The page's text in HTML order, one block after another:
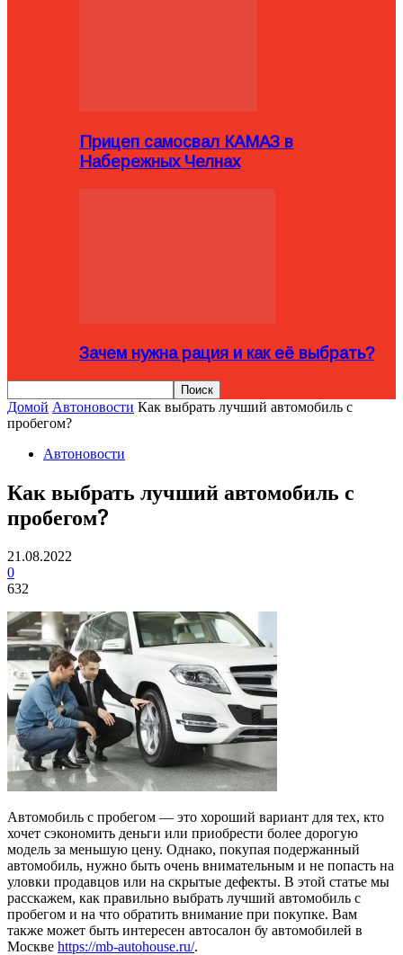
Прицеп самосвал КАМАЗ в
Набережных Челнах
Зачем нужна рация и как её выбрать?
Домой Автоновости Как выбрать лучший автомобиль с
пробегом?
Автоновости
Как выбрать лучший автомобиль с
пробегом?
21.08.2022
0
632
Автомобиль с пробегом — это хороший вариант для тех, кто
хочет сэкономить деньги или приобрести более дорогую
модель за меньшую цену. Однако, покупая подержанный
автомобиль, нужно быть очень внимательным и не попасть на
уловки продавцов или на скрытые дефекты. В этой статье мы
расскажем, как правильно выбрать лучший автомобиль с
пробегом и на что обратить внимание при покупке. Вам
также может быть интересен автосалон бу автомобилей в
Москве https://mb-autohouse.ru/.